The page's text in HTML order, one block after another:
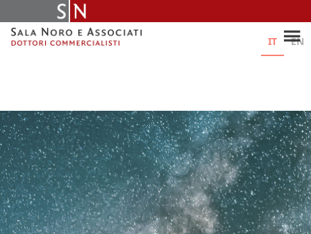
to
content
IT EN